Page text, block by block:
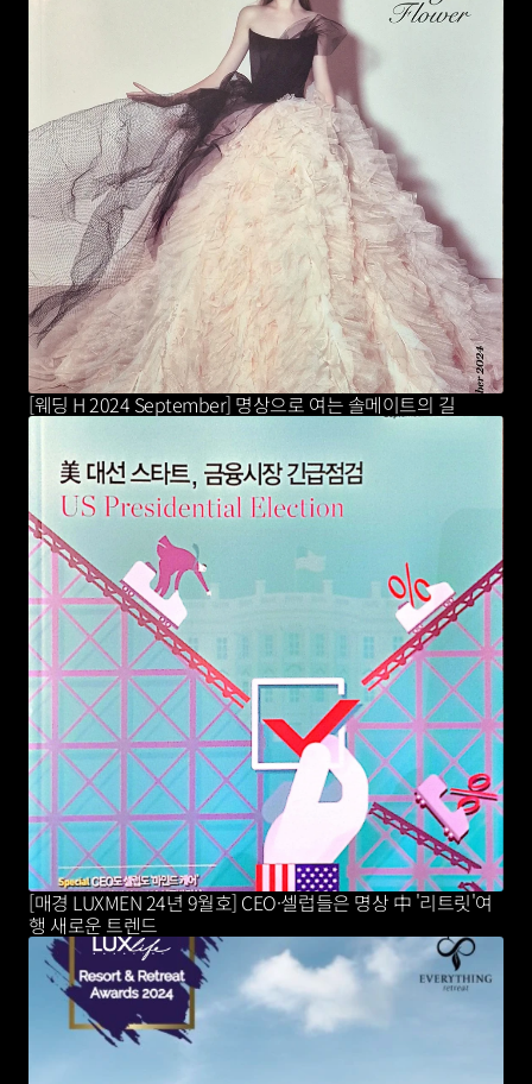
[웨딩 H 2024 September] 명상으로 여는 솔메이트의 길
[매경 LUXMEN 24년 9월호] CEO·셀럽들은 명상 中 '리트릿'여
행 새로운 트렌드